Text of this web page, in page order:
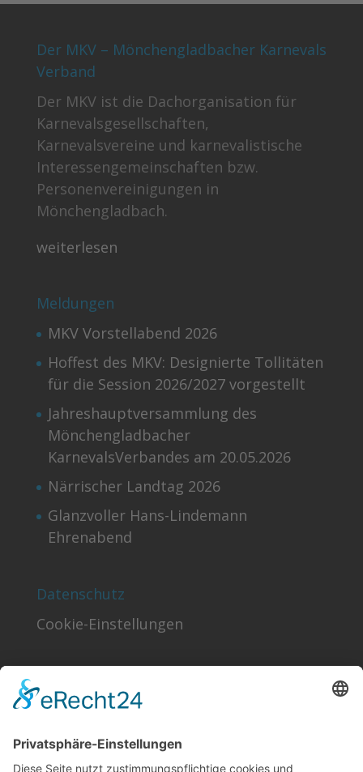
Der MKV – Mönchengladbacher Karnevals
Verband
Der MKV ist die Dachorganisation für
Karnevalsgesellschaften,
Karnevalsvereine und karnevalistische
Interessengemeinschaften bzw.
Personenvereinigungen in
Mönchengladbach.
weiterlesen
Meldungen
MKV Vorstellabend 2026
Hoffest des MKV: Designierte Tollitäten
für die Session 2026/2027 vorgestellt
Jahreshauptversammlung des
Mönchengladbacher
KarnevalsVerbandes am 20.05.2026
Närrischer Landtag 2026
Glanzvoller Hans-Lindemann
Ehrenabend
Datenschutz
Cookie-Einstellungen